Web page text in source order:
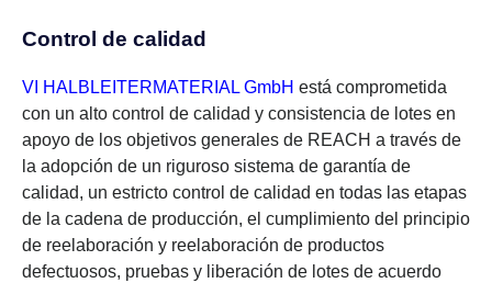
Control de calidad
VI HALBLEITERMATERIAL GmbH está comprometida
con un alto control de calidad y consistencia de lotes en
apoyo de los objetivos generales de REACH a través de
la adopción de un riguroso sistema de garantía de
calidad, un estricto control de calidad en todas las etapas
de la cadena de producción, el cumplimiento del principio
de reelaboración y reelaboración de productos
defectuosos, pruebas y liberación de lotes de acuerdo